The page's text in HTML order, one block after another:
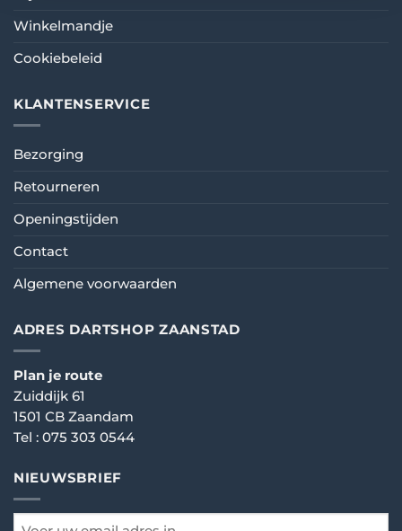
Winkelmandje
Cookiebeleid
KLANTENSERVICE
Bezorging
Retourneren
Openingstijden
Contact
Algemene voorwaarden
ADRES DARTSHOP ZAANSTAD
Plan je route
Zuiddijk 61
1501 CB Zaandam
Tel : 075 303 0544
NIEUWSBRIEF
email